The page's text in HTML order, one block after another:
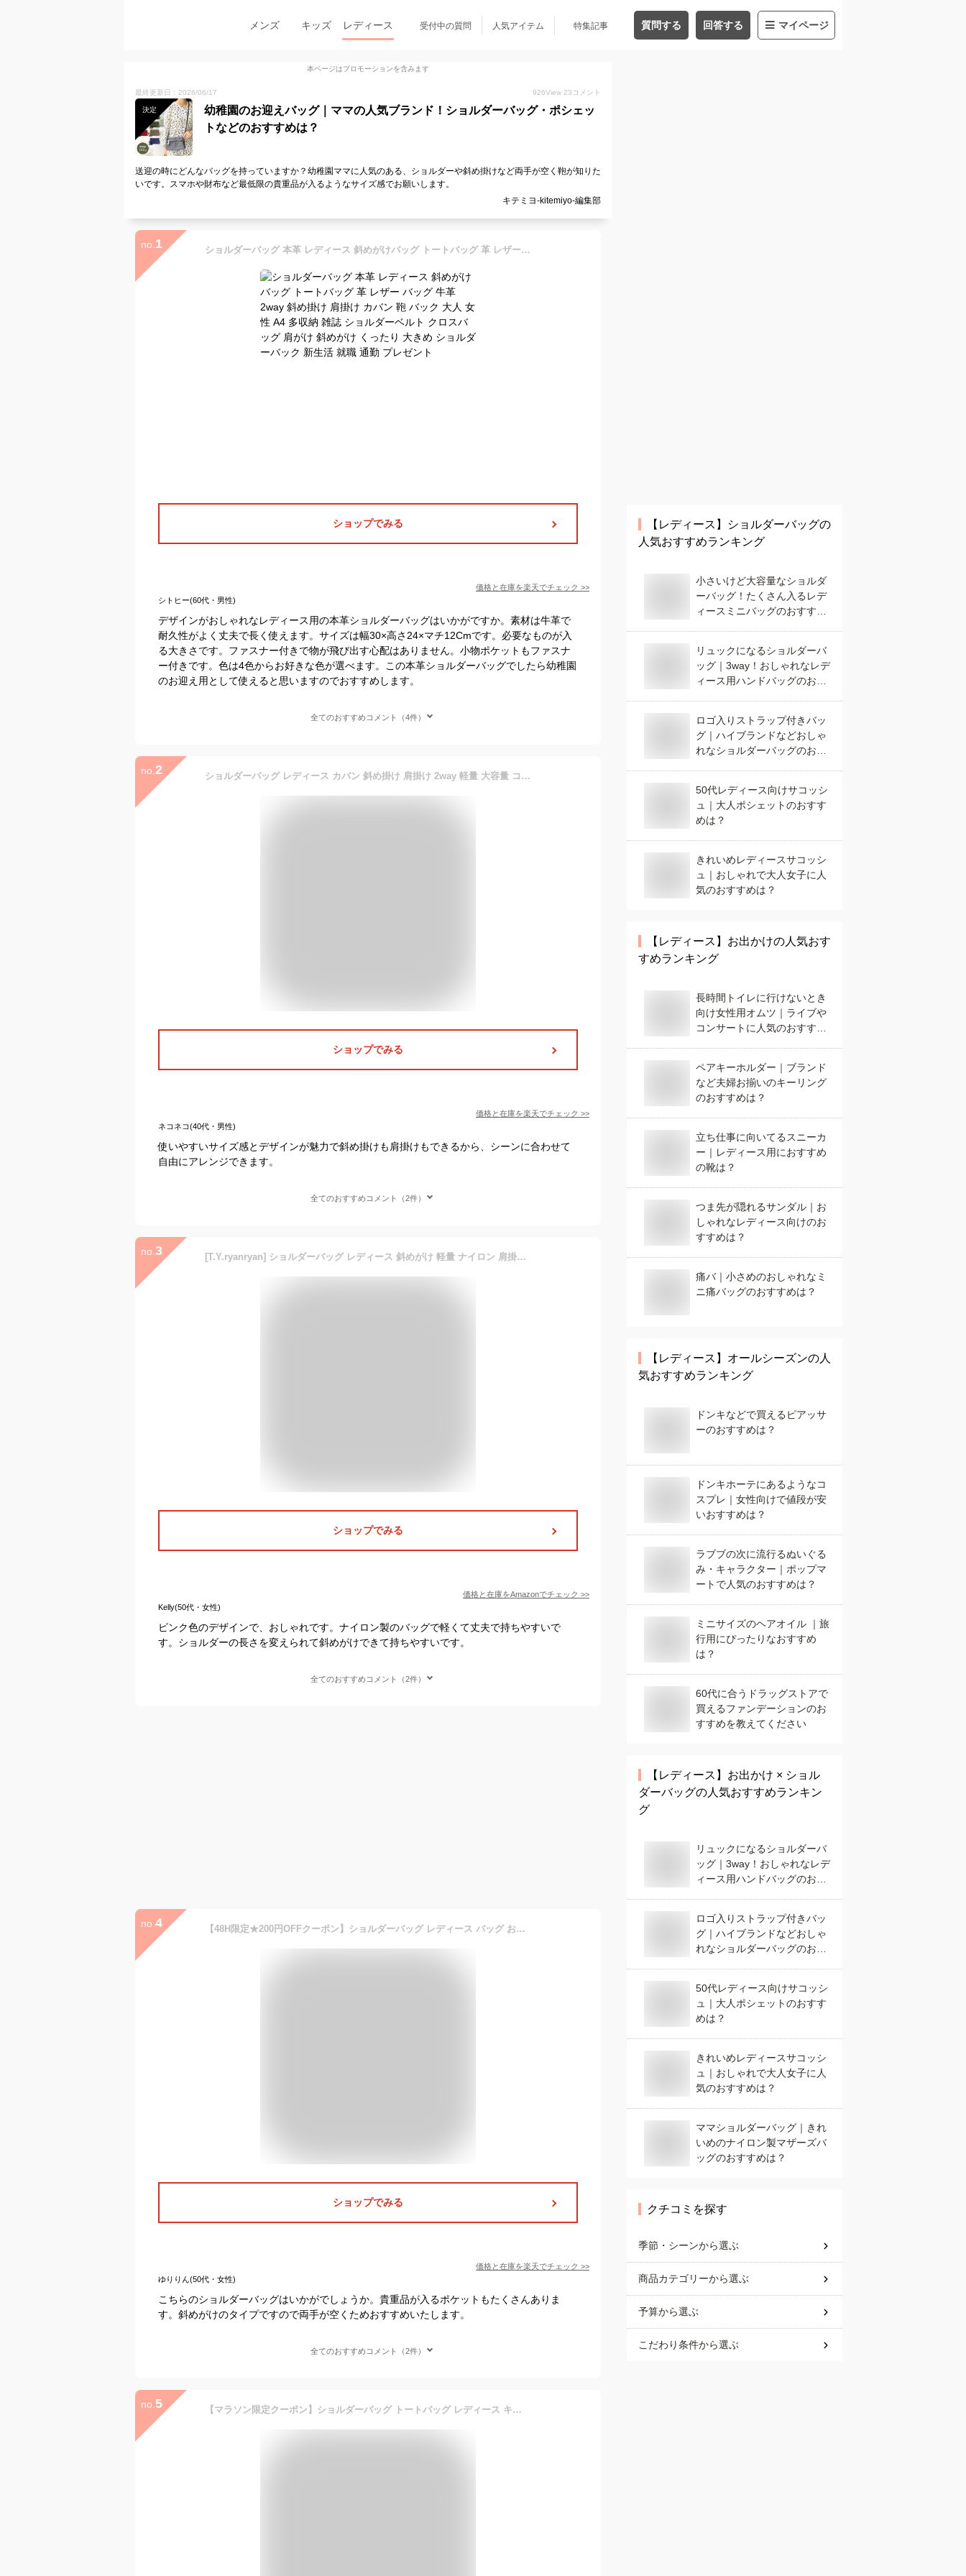
メンズ キッズ レディース 受付中の質問 人気アイテム 特集記事 質問する 回答する マイページ
本ページはプロモーションを含みます
最終更新日：2026/06/17 926View 23 コメント
決定
幼稚園のお迎えバッグ｜ママの人気ブランド！ショルダーバッグ・ポシェッ
トなどのおすすめは？
送迎の時にどんなバッグを持っていますか？幼稚園ママに人気のある、ショルダーや斜め掛けなど両手が空く鞄が知りた
いです。スマホや財布など最低限の貴重品が入るようなサイズ感でお願いします。
キテミヨ-kitemiyo-編集部
no. 1 ショルダーバッグ 本革 レディース 斜めがけバッグ トートバッグ 革 レザー バッグ 牛革 2way 斜め掛け 肩掛け カバン 鞄 バック 大人 女性 A4 多収納 雑誌 ショルダーベルト クロスバッグ 肩がけ 斜めがけ くったり 大きめ ショルダーバック 新生活 就職 通勤 プレゼント
ショップでみる
価格と在庫を楽天でチェック >>
シトヒー(60代・男性)
デザインがおしゃれなレディース用の本革ショルダーバッグはいかがですか。素材は牛革で
耐久性がよく丈夫で長く使えます。サイズは幅30×高さ24×マチ12Cmです。必要なものが入
る大きさです。ファスナー付きで物が飛び出す心配はありません。小物ポケットもファスナ
ー付きです。色は4色からお好きな色が選べます。この本革ショルダーバッグでしたら幼稚園
のお迎え用として使えると思いますのでおすすめします。
全てのおすすめコメント（4件）
no. 2 ショルダーバッグ レディース カバン 斜め掛け 肩掛け 2way 軽量 大容量 コンパクト 撥水 大きめ おしゃれ シンプル 可愛い かわいい カジュアル マザーズバッグ レディースバッグ ポケット 多い たくさん ミニ ipad ファスナー 通勤 旅行 ママ
ショップでみる
価格と在庫を楽天でチェック >>
ネコネコ(40代・男性)
使いやすいサイズ感とデザインが魅力で斜め掛けも肩掛けもできるから、シーンに合わせて
自由にアレンジできます。
全てのおすすめコメント（2件）
no. 3 [T.Y.ryanryan] ショルダーバッグ レディース 斜めがけ 軽量 ナイロン 肩掛け ピンク
ショップでみる
価格と在庫をAmazonでチェック >>
Kelly(50代・女性)
ピンク色のデザインで、おしゃれです。ナイロン製のバッグで軽くて丈夫で持ちやすいで
す。ショルダーの長さを変えられて斜めがけできて持ちやすいです。
全てのおすすめコメント（2件）
no. 4 【48H限定★200円OFFクーポン】ショルダーバッグ レディース バッグ おしゃれ 大容量 軽量 軽い ブランド 小さめ 防水 斜めがけ 斜め掛け 肩掛け 通勤 仕事 デイリー ナイロン マザーズバッグ 旅行 コンパクト 人気 大人 かわいい 大きめ 収納力 プレゼント 母の日
ショップでみる
価格と在庫を楽天でチェック >>
ゆりりん(50代・女性)
こちらのショルダーバッグはいかがでしょうか。貴重品が入るポケットもたくさんありま
す。斜めがけのタイプですので両手が空くためおすすめいたします。
全てのおすすめコメント（2件）
no. 5 【マラソン限定クーポン】ショルダーバッグ トートバッグ レディース キャンバス 人気 大人 斜めがけバッグ 軽い ブランド 小さめ デイリー ミニ 鞄 大容量 人気 帆布 布バッグ ファスナー付き 2way かわいい 通勤 母の日 プレゼント キャンバスC
【レディース】 ショルダーバッグの
人気おすすめランキング
小さいけど大容量なショルダ
ーバッグ！たくさん入るレデ
ィースミニバッグのおすすめ
リュックになるショルダーバ
ッグ｜3way！おしゃれなレデ
ィース用ハンドバッグのおす
ロゴ入りストラップ付きバッ
グ｜ハイブランドなどおしゃ
れなショルダーバッグのおす
50代レディース向けサコッシ
ュ｜大人ポシェットのおすす
めは？
きれいめレディースサコッシ
ュ｜おしゃれで大人女子に人
気のおすすめは？
【レディース】 お出かけの人気おす
すめランキング
長時間トイレに行けないとき
向け女性用オムツ｜ライブや
コンサートに人気のおすすめ
ペアキーホルダー｜ブランド
など夫婦お揃いのキーリング
のおすすめは？
立ち仕事に向いてるスニーカ
ー｜レディース用におすすめ
の靴は？
つま先が隠れるサンダル｜お
しゃれなレディース向けのお
すすめは？
痛バ｜小さめのおしゃれなミ
ニ痛バッグのおすすめは？
【レディース】 オールシーズンの人
気おすすめランキング
ドンキなどで買えるピアッサ
ーのおすすめは？
ドンキホーテにあるようなコ
スプレ｜女性向けで値段が安
いおすすめは？
ラブブの次に流行るぬいぐる
み・キャラクター｜ポップマ
ートで人気のおすすめは？
ミニサイズのヘアオイル ｜旅
行用にぴったりなおすすめ
は？
60代に合うドラッグストアで
買えるファンデーションのお
すすめを教えてください
【レディース】 お出かけ × ショル
ダーバッグの人気おすすめランキン
グ
リュックになるショルダーバ
ッグ｜3way！おしゃれなレデ
ィース用ハンドバッグのおす
ロゴ入りストラップ付きバッ
グ｜ハイブランドなどおしゃ
れなショルダーバッグのおす
50代レディース向けサコッシ
ュ｜大人ポシェットのおすす
めは？
きれいめレディースサコッシ
ュ｜おしゃれで大人女子に人
気のおすすめは？
ママショルダーバッグ｜きれ
いめのナイロン製マザーズバ
ッグのおすすめは？
クチコミを探す
季節・シーンから選ぶ
商品カテゴリーから選ぶ
予算から選ぶ
こだわり条件から選ぶ